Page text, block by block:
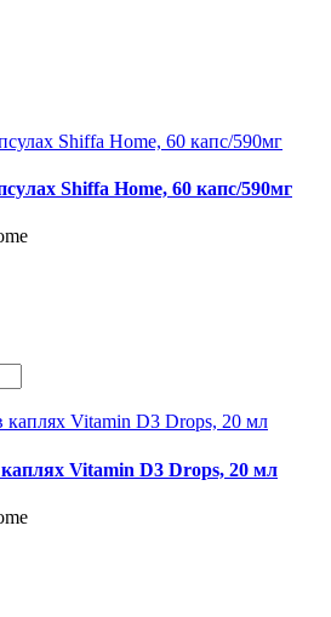
Shiffa Home, 60 капс/590мг
Vitamin D3 Drops, 20 мл